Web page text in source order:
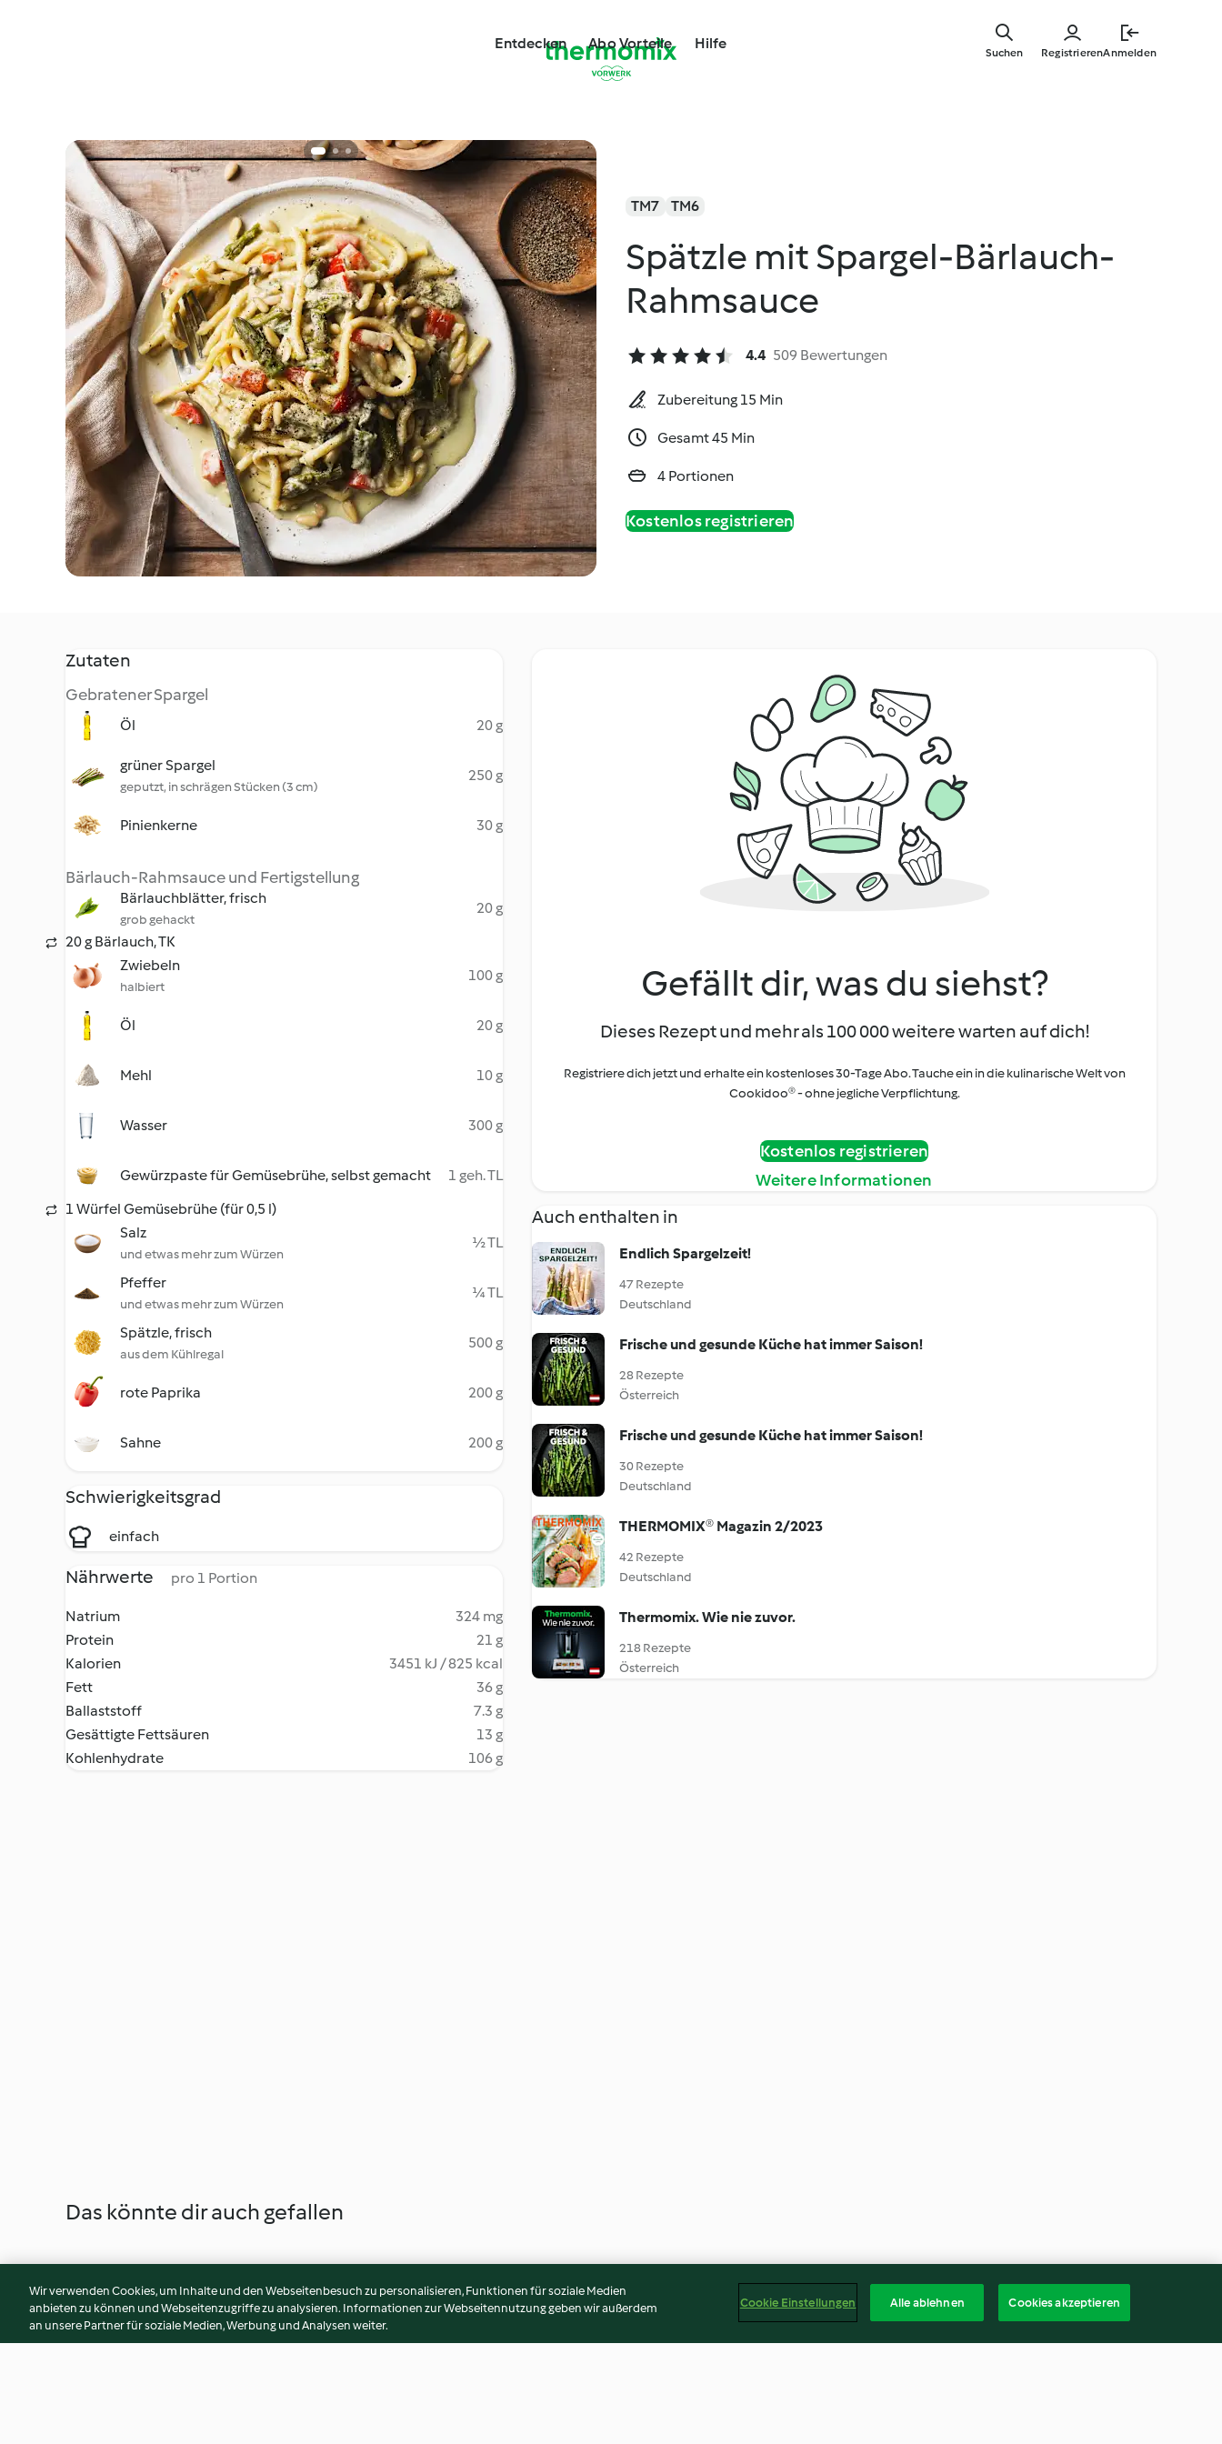
springen
Entdecken Abo Vorteile Hilfe
RegistrierenAnmelden
Suchen
TM7 TM6
Spätzle mit Spargel-Bärlauch-
Rahmsauce
4.4 509 Bewertungen
Zubereitung 15 Min
Gesamt 45 Min
4 Portionen
Kostenlos registrieren
Zutaten
Gebratener Spargel
Öl 20 g
grüner Spargel
geputzt, in schrägen Stücken (3 cm)
250 g
Pinienkerne 30 g
Bärlauch-Rahmsauce und Fertigstellung
Bärlauchblätter, frisch
grob gehackt
20 g
20 g Bärlauch, TK
Zwiebeln
halbiert
100 g
Öl 20 g
Mehl 10 g
Wasser 300 g
Gewürzpaste für Gemüsebrühe, selbst gemacht
1 geh. TL
1 Würfel Gemüsebrühe (für 0,5 l)
Salz
und etwas mehr zum Würzen
½ TL
Pfeffer
und etwas mehr zum Würzen
¼ TL
Spätzle, frisch
aus dem Kühlregal
500 g
rote Paprika 200 g
Sahne 200 g
Schwierigkeitsgrad
einfach
Nährwerte pro 1 Portion
Natrium
324 mg
Protein
21 g
Kalorien
3451 kJ / 825 kcal
Fett
36 g
Ballaststoff
7.3 g
Gesättigte Fettsäuren
13 g
Kohlenhydrate
106 g
Gefällt dir, was du siehst?
Dieses Rezept und mehr als 100 000 weitere warten auf dich!
Registriere dich jetzt und erhalte ein kostenloses 30-Tage Abo. Tauche ein in die kulinarische Welt von
Cookidoo® - ohne jegliche Verpflichtung.
Kostenlos registrieren
Weitere Informationen
Auch enthalten in
Endlich Spargelzeit!
47 Rezepte
Deutschland
Frische und gesunde Küche hat immer Saison!
28 Rezepte
Österreich
Frische und gesunde Küche hat immer Saison!
30 Rezepte
Deutschland
THERMOMIX® Magazin 2/2023
42 Rezepte
Deutschland
Thermomix. Wie nie zuvor.
218 Rezepte
Österreich
Das könnte dir auch gefallen
Wir verwenden Cookies, um Inhalte und den Webseitenbesuch zu personalisieren, Funktionen für soziale Medien
anbieten zu können und Webseitenzugriffe zu analysieren. Informationen zur Webseitennutzung geben wir außerdem
an unsere Partner für soziale Medien, Werbung und Analysen weiter.
Cookie Einstellungen Alle ablehnen Cookies akzeptieren